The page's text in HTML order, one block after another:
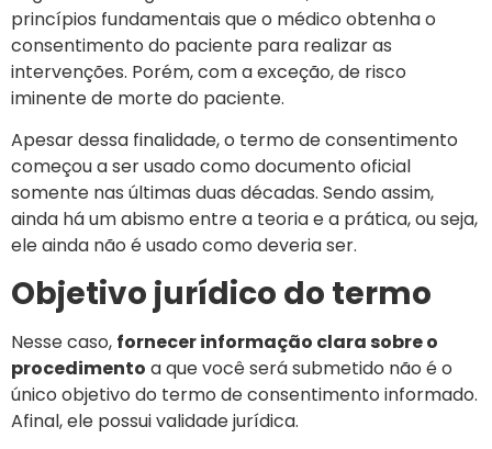
princípios fundamentais que o médico obtenha o
consentimento do paciente para realizar as
intervenções. Porém, com a exceção, de risco
iminente de morte do paciente.
Apesar dessa finalidade, o termo de consentimento
começou a ser usado como documento oficial
somente nas últimas duas décadas. Sendo assim,
ainda há um abismo entre a teoria e a prática, ou seja,
ele ainda não é usado como deveria ser.
Objetivo jurídico do termo
Nesse caso, fornecer informação clara sobre o
procedimento a que você será submetido não é o
único objetivo do termo de consentimento informado.
Afinal, ele possui validade jurídica.